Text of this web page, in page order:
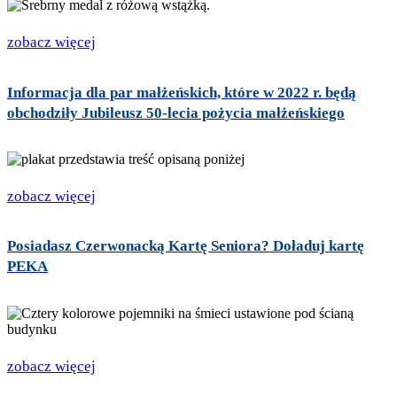
zobacz więcej
Informacja dla par małżeńskich, które w 2022 r. będą
obchodziły Jubileusz 50-lecia pożycia małżeńskiego
zobacz więcej
Posiadasz Czerwonacką Kartę Seniora? Doładuj kartę
PEKA
zobacz więcej